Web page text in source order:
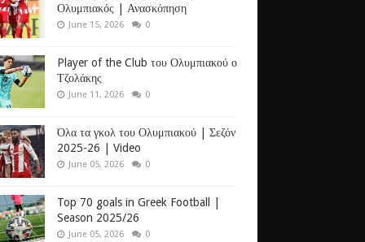
Ολυμπιακός | Ανασκόπηση
June 15, 2026 0
Player of the Club του Ολυμπιακού ο
Τζολάκης
June 11, 2026 0
Όλα τα γκολ του Ολυμπιακού | Σεζόν
2025-26 | Video
June 05, 2026 0
Top 70 goals in Greek Football |
Season 2025/26
June 05, 2026 0